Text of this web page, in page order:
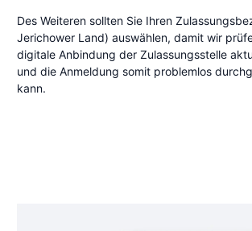
Des Weiteren sollten Sie Ihren
Jerichower Land) auswählen, damit wir
digitale Anbindung der Zulassungsstelle
und die Anmeldung somit problemlos
kann.